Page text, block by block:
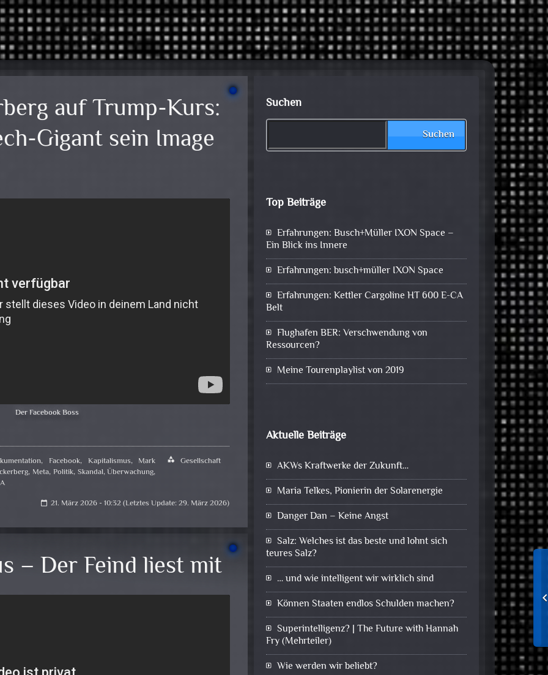
auf Trump-Kurs:
Gigant sein Image
Der Facebook Boss
, Facebook, Kapitalismus, Mark
, Meta, Politik, Skandal,Überwachung,
category Gesellschaft
calendar_today 21. März 2026 - 10:32 (Letztes Update: 29. März 2026)
– Der Feind liest mit
Suchen
Suchen
Top Beiträge
Erfahrungen: Busch+Müller IXON Space –
Ein Blick ins Innere
Erfahrungen: busch+müller IXON Space
Erfahrungen: Kettler Cargoline HT 600 E-CA
Belt
Flughafen BER: Verschwendung von
Ressourcen?
Meine Tourenplaylist von 2019
Aktuelle Beiträge
AKWs Kraftwerke der Zukunft…
Maria Telkes, Pionierin der Solarenergie
Danger Dan – Keine Angst
Salz: Welches ist das beste und lohnt sich
teures Salz?
… und wie intelligent wir wirklich sind
Können Staaten endlos Schulden machen?
Superintelligenz? | The Future with Hannah
Fry (Mehrteiler)
Wie werden wir beliebt?